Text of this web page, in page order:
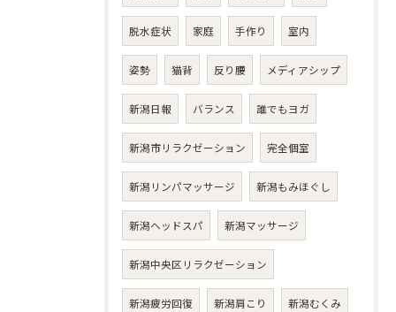
脱水症状 家庭 手作り 室内
姿勢 猫背 反り腰 メディアシップ
新潟日報 バランス 誰でもヨガ
新潟市リラクゼーション 完全個室
新潟リンパマッサージ 新潟もみほぐし
新潟ヘッドスパ 新潟マッサージ
新潟中央区リラクゼーション
新潟疲労回復 新潟肩こり 新潟むくみ